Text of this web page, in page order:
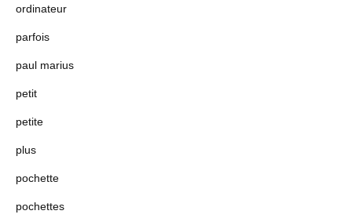
ordinateur
parfois
paul marius
petit
petite
plus
pochette
pochettes